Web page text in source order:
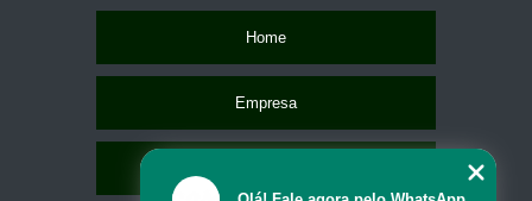
Home
Empresa